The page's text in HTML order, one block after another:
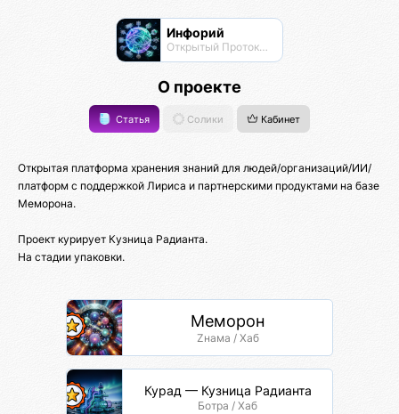
Инфорий
Открытый Протокол Знаний
О проекте
Статья Солики Кабинет
Открытая платформа хранения знаний для людей/организаций/ИИ/
платформ с поддержкой Лириса и партнерскими продуктами на базе
Меморона.
Проект курирует Кузница Радианта.
На стадии упаковки.
Меморон
Zнама / Хаб
Курад — Кузница Радианта
Ботра / Хаб